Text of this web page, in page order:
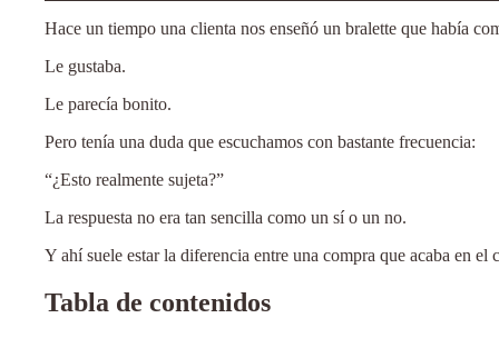
Hace un tiempo una clienta nos enseñó un bralette que había
Le gustaba.
Le parecía bonito.
Pero tenía una duda que escuchamos con bastante frecuencia:
“¿Esto realmente sujeta?”
La respuesta no era tan sencilla como un sí o un no.
Y ahí suele estar la diferencia entre una compra que acaba en
Tabla de contenidos